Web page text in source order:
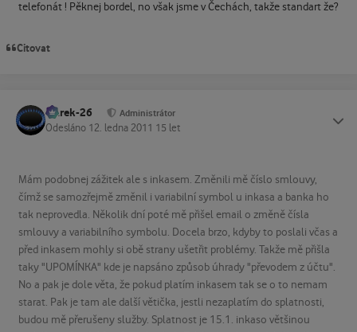
telefonát ! Pěknej bordel, no však jsme v Čechách, takže standart že?
Citovat
Marek-26 Administrátor
Odesláno 12. ledna 2011 15 let
Mám podobnej zážitek ale s inkasem. Změnili mě číslo smlouvy,
čímž se samozřejmě změnil i variabilní symbol u inkasa a banka ho
tak neprovedla. Několik dní poté mě přišel email o změně čísla
smlouvy a variabilního symbolu. Docela brzo, kdyby to poslali včas a
před inkasem mohly si obě strany ušetřit problémy. Takže mě přišla
taky "UPOMÍNKA" kde je napsáno způsob úhrady "převodem z účtu".
No a pak je dole věta, že pokud platím inkasem tak se o to nemam
starat. Pak je tam ale další větička, jestli nezaplatím do splatnosti,
budou mě přerušeny služby. Splatnost je 15.1. inkaso většinou